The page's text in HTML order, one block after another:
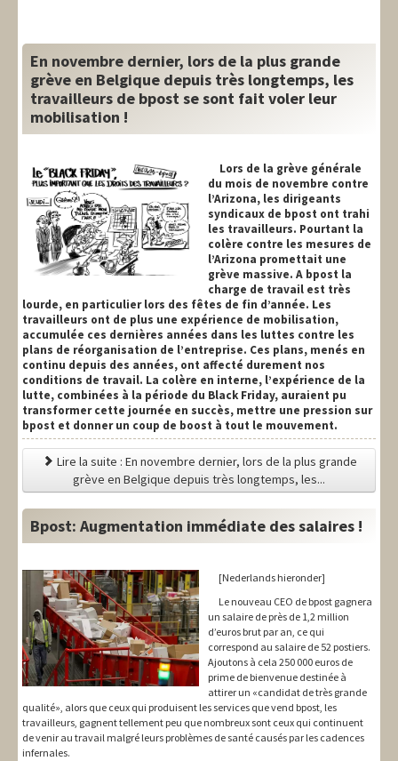
Europe
International
Syndical
Thèmes
En novembre dernier, lors de la plus grande
grève en Belgique depuis très longtemps, les
travailleurs de bpost se sont fait voler leur
mobilisation !
Lors de la grève générale
du mois de novembre contre
l’Arizona, les dirigeants
syndicaux de bpost ont trahi
les travailleurs. Pourtant la
colère contre les mesures de
l’Arizona promettait une
grève massive. A bpost la
charge de travail est très
lourde, en particulier lors des fêtes de fin d’année. Les
travailleurs ont de plus une expérience de mobilisation,
accumulée ces dernières années dans les luttes contre les
plans de réorganisation de l’entreprise. Ces plans, menés en
continu depuis des années, ont affecté durement nos
conditions de travail. La colère en interne, l’expérience de la
lutte, combinées à la période du Black Friday, auraient pu
transformer cette journée en succès, mettre une pression sur
bpost et donner un coup de boost à tout le mouvement.
Lire la suite : En novembre dernier, lors de la plus grande
grève en Belgique depuis très longtemps, les...
Bpost: Augmentation immédiate des salaires !
[Nederlands hieronder]
Le nouveau CEO de bpost gagnera
un salaire de près de 1,2 million
d’euros brut par an, ce qui
correspond au salaire de 52 postiers.
Ajoutons à cela 250 000 euros de
prime de bienvenue destinée à
attirer un «candidat de très grande
qualité», alors que ceux qui produisent les services que vend bpost, les
travailleurs, gagnent tellement peu que nombreux sont ceux qui continuent
de venir au travail malgré leurs problèmes de santé causés par les cadences
infernales.